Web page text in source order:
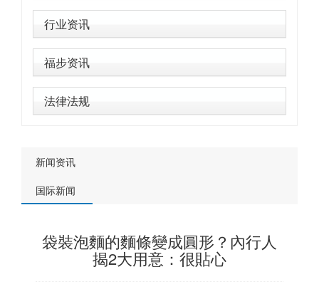
行业资讯
福步资讯
法律法规
新闻资讯
国际新闻
袋裝泡麵的麵條變成圓形？內行人
揭2大用意：很貼心